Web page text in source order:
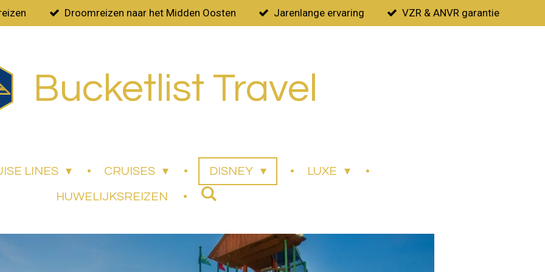
Droomreizen naar het Midden Oosten Jarenlange ervaring VZR & ANVR garantie
Bucketlist Travel
LINES CRUISES DISNEY LUXE
HUWELIJKSREIZEN